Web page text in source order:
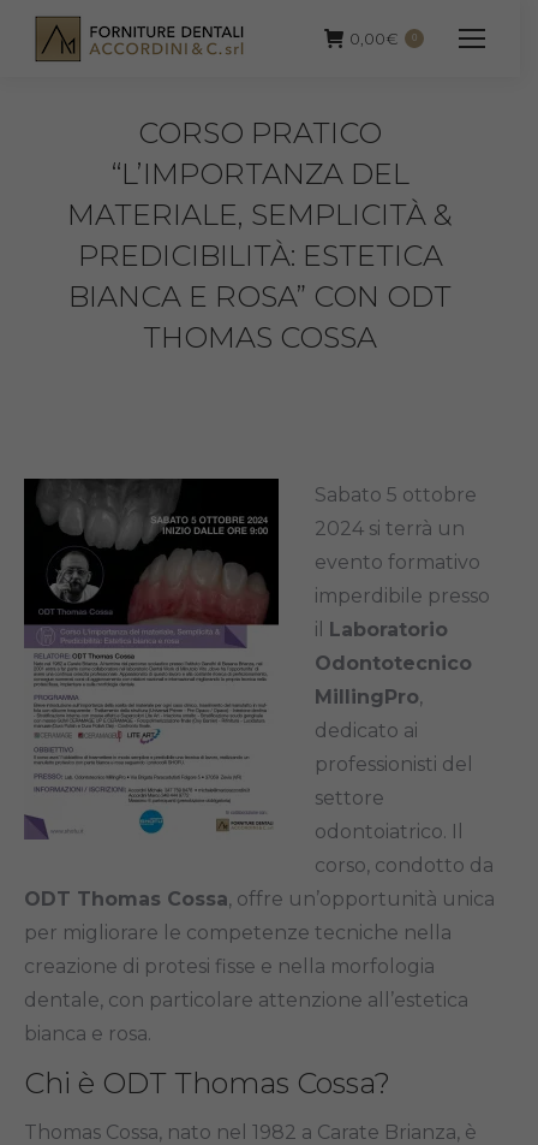
0,00€ 0
CORSO PRATICO
“L’IMPORTANZA DEL
MATERIALE, SEMPLICITÀ &
PREDICIBILITÀ: ESTETICA
BIANCA E ROSA” CON ODT
THOMAS COSSA
Sabato 5 ottobre
2024 si terrà un
evento formativo
imperdibile presso
il Laboratorio
Odontotecnico
MillingPro,
dedicato ai
professionisti del
settore
odontoiatrico. Il
corso, condotto da
ODT Thomas Cossa, offre un’opportunità unica
per migliorare le competenze tecniche nella
creazione di protesi fisse e nella morfologia
dentale, con particolare attenzione all’estetica
bianca e rosa.
Chi è ODT Thomas Cossa?
Thomas Cossa, nato nel 1982 a Carate Brianza, è